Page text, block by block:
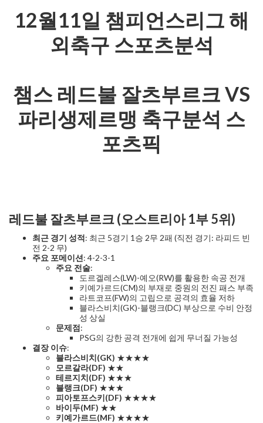
12월11일 챔피언스리그 해
외축구 스포츠분석
챔스 레드불 잘츠부르크 VS
파리생제르맹 축구분석 스
포츠픽
레드불 잘츠부르크 (오스트리아 1부 5위)
최근 경기 성적: 최근 5경기 1승 2무 2패 (직전 경기: 라피드 빈
전 2-2 무)
주요 포메이션: 4-2-3-1
주요 전술:
도르겔레스(LW)-예오(RW)를 활용한 속공 전개
키예가르드(CM)의 부재로 중원의 전진 패스 부족
라트코프(FW)의 고립으로 공격의 효율 저하
블라스비치(GK)-블랭크(DC) 부상으로 수비 안정
성 상실
문제점:
PSG의 강한 공격 전개에 쉽게 무너질 가능성
결장 이슈:
블라스비치(GK) ★★★★
모르갈라(DF) ★★
테르지치(DF) ★★★
블랭크(DF) ★★★
피아토프스키(DF) ★★★★
바이두(MF) ★★
키예가르드(MF) ★★★★